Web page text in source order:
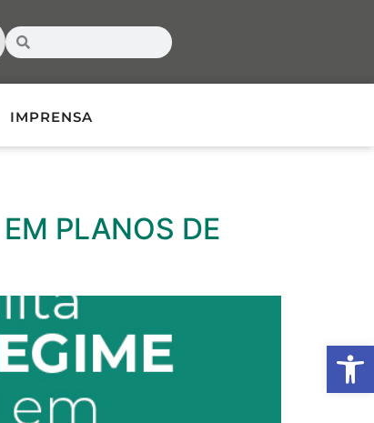
IMPRENSA
PLANOS DE